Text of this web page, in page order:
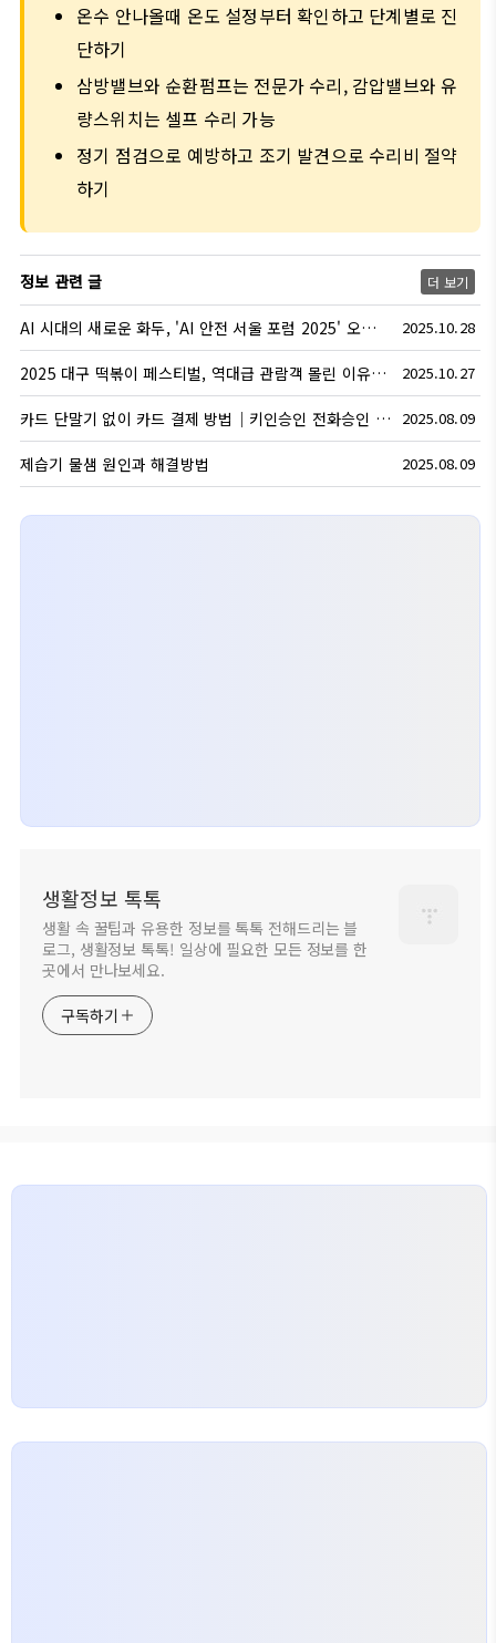
온수 안나올때 온도 설정부터 확인하고 단계별로 진
단하기
삼방밸브와 순환펌프는 전문가 수리, 감압밸브와 유
량스위치는 셀프 수리 가능
정기 점검으로 예방하고 조기 발견으로 수리비 절약
하기
정보 관련 글 더 보기
AI 시대의 새로운 화두, 'AI 안전 서울 포럼 2025' 오늘 개막 2025.10.28
2025 대구 떡볶이 페스티벌, 역대급 관람객 몰린 이유? 현장 취재! 2025.10.27
카드 단말기 없이 카드 결제 방법｜키인승인 전화승인 방법 2025.08.09
제습기 물샘 원인과 해결방법 2025.08.09
생활정보 톡톡
생활 속 꿀팁과 유용한 정보를 톡톡 전해드리는 블
로그, 생활정보 톡톡! 일상에 필요한 모든 정보를 한
곳에서 만나보세요.
구독하기